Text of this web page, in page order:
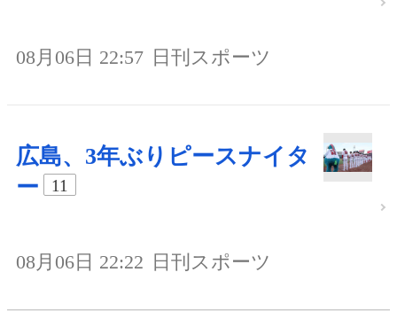
08月06日 22:57 日刊スポーツ
広島、3年ぶりピースナイタ
ー
11
08月06日 22:22 日刊スポーツ